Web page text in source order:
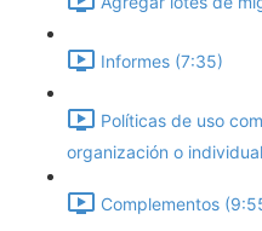
Informes (7:35)
Políticas de uso
organización o
Complementos